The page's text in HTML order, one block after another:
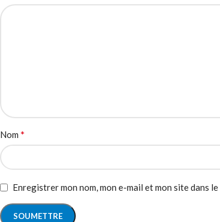
Nom *
Enregistrer mon nom, mon e-mail et mon site dans